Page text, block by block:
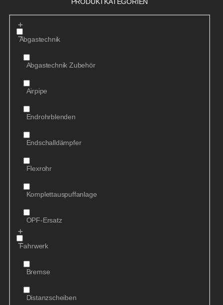
PRODUKTKATEGORIEN
Abgastechnik
Abgastechnik Zubehör
Airpipe
Endrohrblenden
Endschalldämpfer
Flexrohr
Komplettauspuffanlage
OPF-Ersatz
Fahrwerk
Bremse
Distanzscheiben